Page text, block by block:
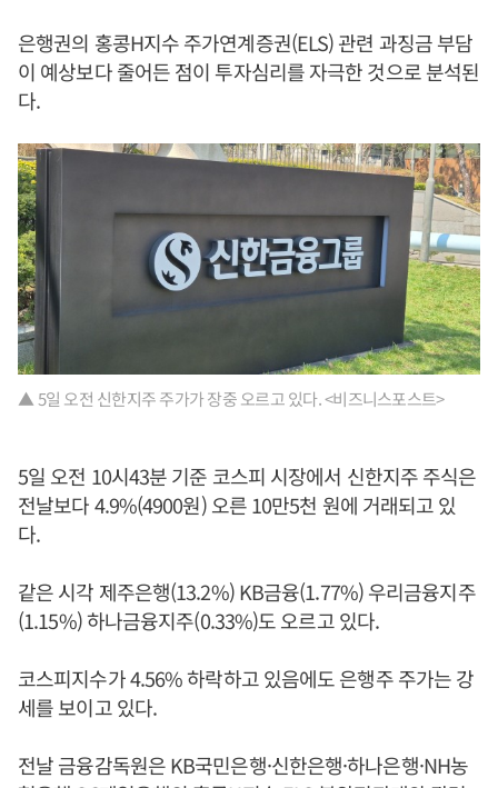
은행권의 홍콩H지수 주가연계증권(ELS) 관련 과징금 부담
이 예상보다 줄어든 점이 투자심리를 자극한 것으로 분석된
다.
▲ 5일 오전 신한지주 주가가 장중 오르고 있다. <비즈니스포스트>
5일 오전 10시43분 기준 코스피 시장에서 신한지주 주식은
전날보다 4.9%(4900원) 오른 10만5천 원에 거래되고 있
다.
같은 시각 제주은행(13.2%) KB금융(1.77%) 우리금융지주
(1.15%) 하나금융지주(0.33%)도 오르고 있다.
코스피지수가 4.56% 하락하고 있음에도 은행주 주가는 강
세를 보이고 있다.
전날 금융감독원은 KB국민은행·신한은행·하나은행·NH농